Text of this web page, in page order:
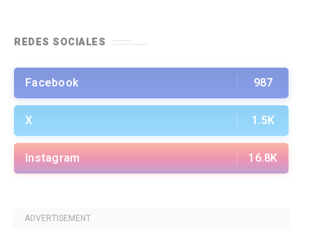
REDES SOCIALES
Facebook 987
X 1.5K
Instagram 16.8K
ADVERTISEMENT